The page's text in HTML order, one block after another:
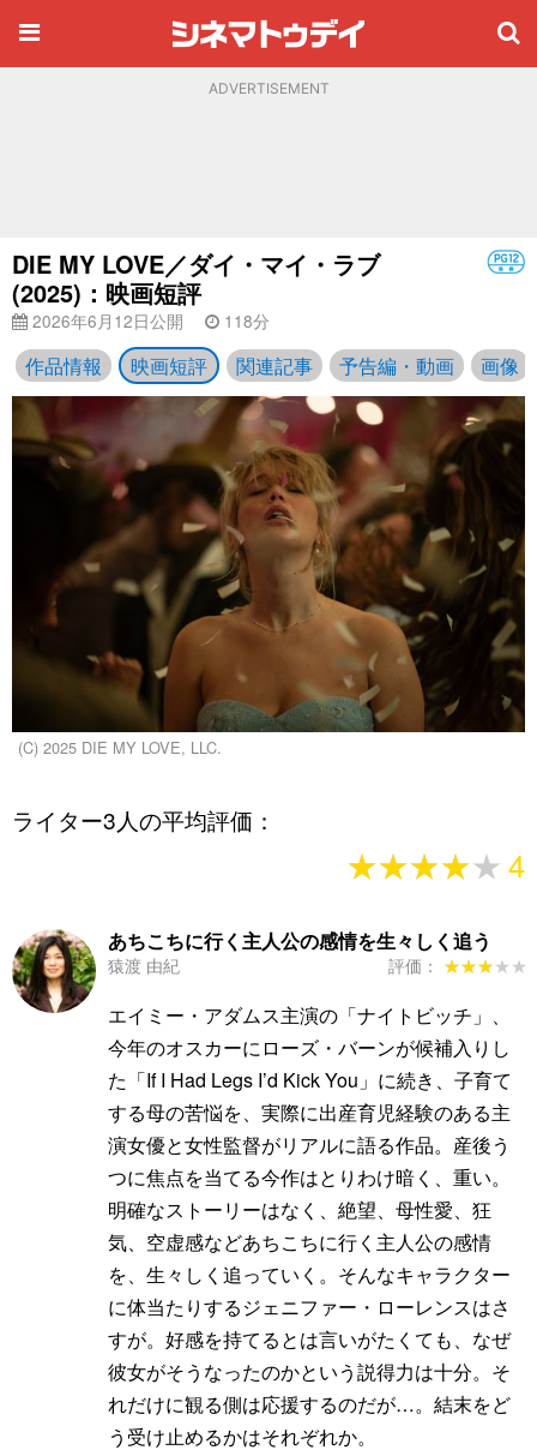
ADVERTISEMENT
DIE MY LOVE／ダイ・マイ・ラブ
(2025)：映画短評
2026年6月12日公開 118分
作品情報 映画短評 関連記事 予告編・動画 画像
(C) 2025 DIE MY LOVE, LLC.
ライター3人の平均評価：
★★★★★
★★★★★4
あちこちに行く主人公の感情を生々しく追う
猿渡 由紀 評価： ★★★★★
★★★★★
エイミー・アダムス主演の「ナイトビッチ」、
今年のオスカーにローズ・バーンが候補入りし
た「If I Had Legs I’d Kick You」に続き、子育て
する母の苦悩を、実際に出産育児経験のある主
演女優と女性監督がリアルに語る作品。産後う
つに焦点を当てる今作はとりわけ暗く、重い。
明確なストーリーはなく、絶望、母性愛、狂
気、空虚感などあちこちに行く主人公の感情
を、生々しく追っていく。そんなキャラクター
に体当たりするジェニファー・ローレンスはさ
すが。好感を持てるとは言いがたくても、なぜ
彼女がそうなったのかという説得力は十分。そ
れだけに観る側は応援するのだが…。結末をど
う受け止めるかはそれぞれか。